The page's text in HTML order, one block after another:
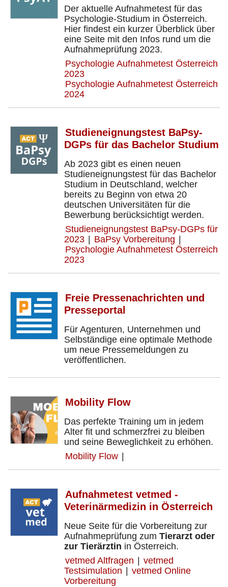
Der aktuelle Aufnahmetest für das
Psychologie-Studium in Österreich.
Hier findest ein kurzer Überblick über
eine Seite mit den Infos rund um die
Aufnahmeprüfung 2023.
Psychologie Aufnahmetest Österreich
2023
Psychologie Aufnahmetest Österreich
2024
Studieneignungstest BaPsy-
DGPs für das Bachelor Studium
Ab 2023 gibt es einen neuen
Studieneignungstest für das Bachelor
Studium in Deutschland, welcher
bereits zu Beginn von etwa 20
deutschen Universitäten für die
Bewerbung berücksichtigt werden.
Studieneignungstest BaPsy-DGPs für
2023
BaPsy Vorbereitung
Psychologie Aufnahmetest Österreich
2023
Freie Pressenachrichten und
Presseportal
Für Agenturen, Unternehmen und
Selbständige eine optimale Methode
um neue Pressemeldungen zu
veröffentlichen.
Mobility Flow
Das perfekte Training um in jedem
Alter fit und schmerzfrei zu bleiben
und seine Beweglichkeit zu erhöhen.
Mobility Flow
Aufnahmetest vetmed -
Veterinärmedizin in Österreich
Neue Seite für die Vorbereitung zur
Aufnahmeprüfung zum Tierarzt oder
zur Tierärztin in Österreich.
vetmed Altfragen
vetmed
Testsimulation
vetmed Online
Vorbereitung